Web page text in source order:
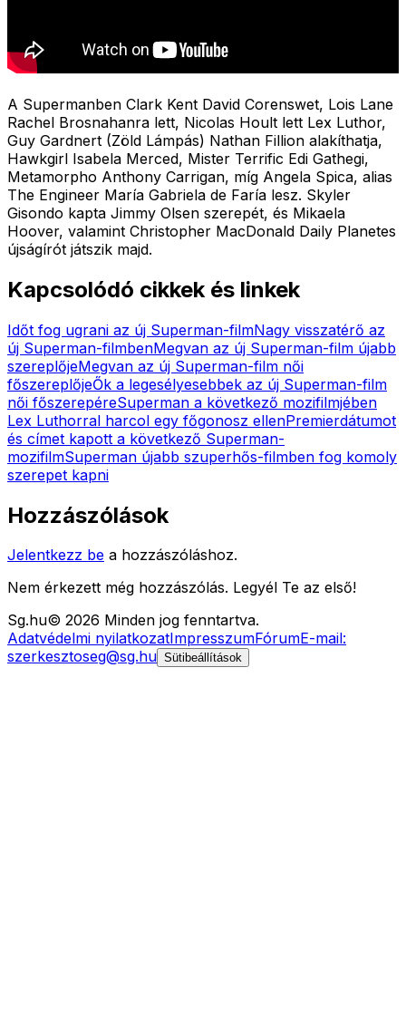
A Supermanben Clark Kent David Corenswet, Lois Lane
Rachel Brosnahanra lett, Nicolas Hoult lett Lex Luthor,
Guy Gardnert (Zöld Lámpás) Nathan Fillion alakíthatja,
Hawkgirl Isabela Merced, Mister Terrific Edi Gathegi,
Metamorpho Anthony Carrigan, míg Angela Spica, alias
The Engineer María Gabriela de Faría lesz. Skyler
Gisondo kapta Jimmy Olsen szerepét, és Mikaela
Hoover, valamint Christopher MacDonald Daily Planetes
újságírót játszik majd.
Kapcsolódó cikkek és linkek
Időt fog ugrani az új Superman-filmNagy visszatérő az
új Superman-filmbenMegvan az új Superman-film újabb
szereplőjeMegvan az új Superman-film női
főszereplőjeŐk a legesélyesebbek az új Superman-film
női főszerepéreSuperman a következő mozifilmjében
Lex Luthorral harcol egy főgonosz ellenPremierdátumot
és címet kapott a következő Superman-
mozifilmSuperman újabb szuperhős-filmben fog komoly
szerepet kapni
Hozzászólások
Jelentkezz be a hozzászóláshoz.
Nem érkezett még hozzászólás. Legyél Te az első!
Sg.hu© 2026 Minden jog fenntartva.
Adatvédelmi nyilatkozatImpresszumFórumE-mail:
szerkesztoseg@sg.hu Sütibeállítások